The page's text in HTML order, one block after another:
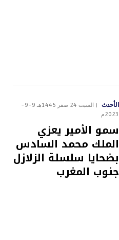
الأحدث
السبت 24 صفر 1445هـ 9-9-
2023م
سمو الأمير يعزي
الملك محمد السادس
بضحايا سلسلة الزلازل
جنوب المغرب